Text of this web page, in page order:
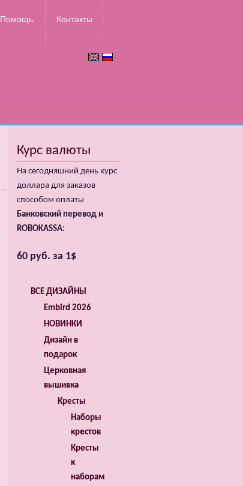
Помощь Контакты
Курс валюты
На сегодняшний день курс
доллара для заказов
способом оплаты
Банковский перевод и
ROBOKASSA:
60 руб. за 1$
ВСЕ ДИЗАЙНЫ
Embird 2026
НОВИНКИ
Дизайн в
подарок
Церковная
вышивка
Кресты
Наборы
крестов
Кресты
к
наборам